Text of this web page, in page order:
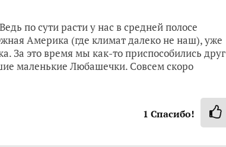
по сути расти у нас в средней полосе
Америка (где климат далеко не наш), уже
За это время мы как-то приспособились друг
маленькие Любашечки. Совсем скоро
1 Спасибо!